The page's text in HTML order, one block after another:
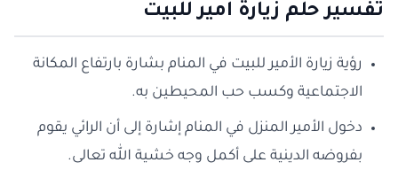
تفسير حلم زيارة امير للبيت
رؤية زيارة الأمير للبيت في المنام بشارة بارتفاع المكانة
الاجتماعية وكسب حب المحيطين به.
دخول الأمير المنزل في المنام إشارة إلى أن الرائي يقوم
بفروضه الدينية على أكمل وجه خشية الله تعالى.